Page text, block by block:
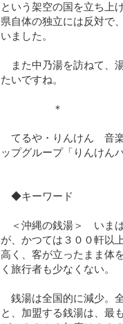
という架空の国を立ち上
県自体の独立には反対で
いました。
また中乃湯を訪ねて、
たいですね。
＊
てるや・りんけん 音楽
ップグループ「りんけん
◆キーワード
＜沖縄の銭湯＞ いまは
が、かつては３００軒以
高く、客が立ったまま体
く旅行者も少なくない。
銭湯は全国的に減少。
と、加盟する銭湯は、最